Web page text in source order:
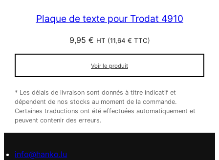
Plaque de texte pour Trodat 4910
9,95 € HT (11,64 € TTC)
Voir le produit
* Les délais de livraison sont donnés à titre indicatif et
dépendent de nos stocks au moment de la commande.
Certaines traductions ont été effectuées automatiquement et
peuvent contenir des erreurs.
info@hanko.lu